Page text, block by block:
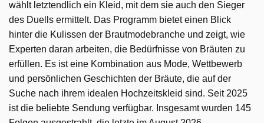
wählt letztendlich ein Kleid, mit dem sie auch den Sieger
des Duells ermittelt. Das Programm bietet einen Blick
hinter die Kulissen der Brautmodebranche und zeigt, wie
Experten daran arbeiten, die Bedürfnisse von Bräuten zu
erfüllen. Es ist eine Kombination aus Mode, Wettbewerb
und persönlichen Geschichten der Bräute, die auf der
Suche nach ihrem idealen Hochzeitskleid sind. Seit 2025
ist die beliebte Sendung verfügbar. Insgesamt wurden 145